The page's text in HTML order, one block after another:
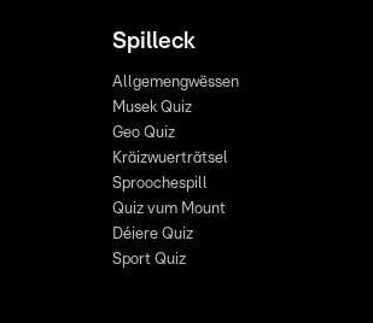
Spilleck
Allgemengwëssen
Musek Quiz
Geo Quiz
Kräizwuerträtsel
Sproochespill
Quiz vum Mount
Déiere Quiz
Sport Quiz